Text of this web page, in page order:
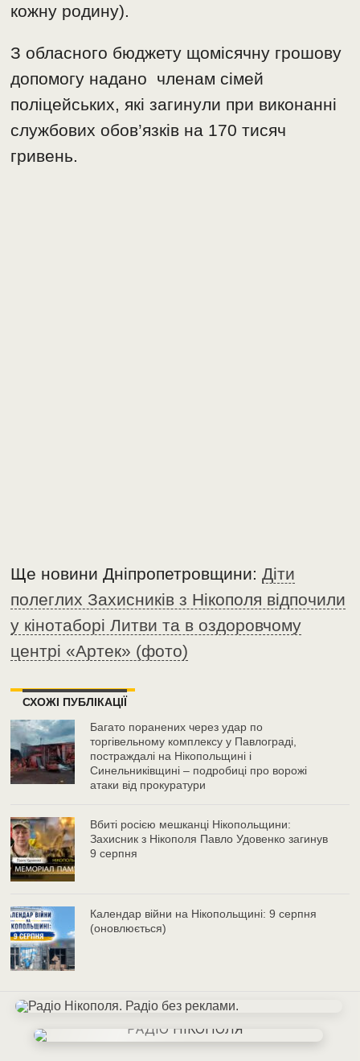
кожну родину).
З обласного бюджету щомісячну грошову
допомогу надано членам сімей
поліцейських, які загинули при виконанні
службових обов’язків на 170 тисяч
гривень.
Ще новини Дніпропетровщини:Діти
полеглих Захисників з Нікополя відпочили
у кінотаборі Литви та в оздоровчому
центрі «Артек» (фото)
СХОЖІ ПУБЛІКАЦІЇ
Багато поранених через удар по
торгівельному комплексу у Павлограді,
постраждалі на Нікопольщині і
Синельниківщині – подробиці про ворожі
атаки від прокуратури
Вбиті росією мешканці Нікопольщини:
Захисник з Нікополя Павло Удовенко загинув
9 серпня
Календар війни на Нікопольщині: 9 серпня
(оновлюється)